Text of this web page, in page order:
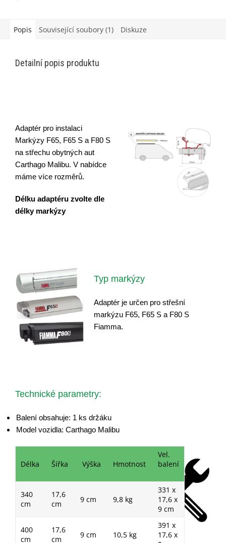
Popis Související soubory (1) Diskuze
Detailní popis produktu
Adaptér pro instalaci
Markýzy F65, F65 S a F80 S
na střechu obytných aut
Carthago Malibu. V nabídce
máme více rozměrů.
Délku adaptéru zvolte dle
délky markýzy
Typ markýzy
Adaptér je určen pro střešní
markýzu F65, F65 S a F80 S
Fiamma.
Technické parametry:
Balení obsahuje: 1 ks držáku
Model vozidla: Carthago Malibu
Délka Šířka Výška Hmotnost
Vel.
balení
340
cm
17,6
cm
9 cm 9,8 kg
331 x
17,6 x
9 cm
400
cm
17,6
cm
9 cm 10,5 kg
391 x
17,6 x